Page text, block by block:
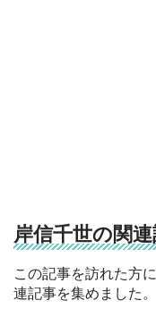
岸信千世の関
この記事を訪れた方
連記事を集めました。